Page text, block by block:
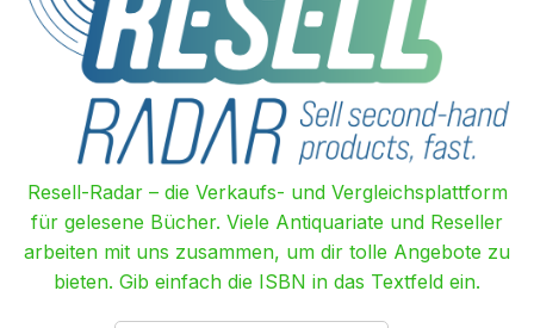
Resell-Radar – die Verkaufs- und Vergleichsplattform
für gelesene Bücher. Viele Antiquariate und Reseller
arbeiten mit uns zusammen, um dir tolle Angebote zu
bieten. Gib einfach die ISBN in das Textfeld ein.